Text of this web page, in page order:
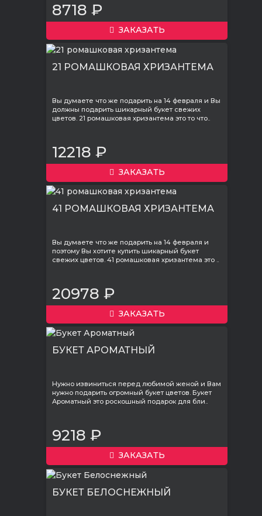
8718 ₽
ЗАКАЗАТЬ
21 РОМАШКОВАЯ ХРИЗАНТЕМА
Вы думаете что же подарить на 14 февраля и Вы
должны подарить шикарный букет свежих
цветов. 21 ромашковая хризантема это то что..
12218 ₽
ЗАКАЗАТЬ
41 РОМАШКОВАЯ ХРИЗАНТЕМА
Вы думаете что же подарить на 14 февраля и
поэтому Вы хотите купить шикарный букет
свежих цветов. 41 ромашковая хризантема это ..
20978 ₽
ЗАКАЗАТЬ
БУКЕТ АРОМАТНЫЙ
Нужно извиниться перед любимой женой и Вам
нужно подарить огромный букет цветов. Букет
Ароматный это роскошный подарок для бли..
9218 ₽
ЗАКАЗАТЬ
БУКЕТ БЕЛОСНЕЖНЫЙ